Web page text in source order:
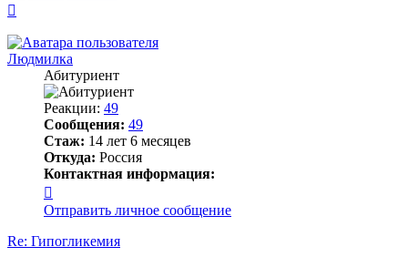
началу
Людмилка
Абитуриент
Реакции: 49
Сообщения: 49
Стаж: 14 лет 6 месяцев
Откуда: Россия
Контактная информация:
информация
пользователя
Людмилка
Отправить личное сообщение
Re: Гипогликемия